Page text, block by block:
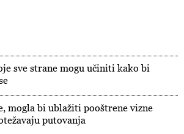
sve strane mogu učiniti kako bi
mogla bi ublažiti pooštrene vizne
putovanja